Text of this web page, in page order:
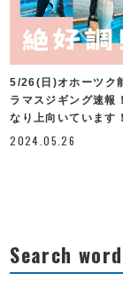
5/26(日)オホーツク
ラマスジギング速報
なり上向いています
2024.05.26
Search word